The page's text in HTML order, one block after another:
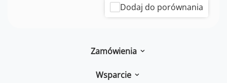
Dodaj do porównania
Zamówienia
Wsparcie